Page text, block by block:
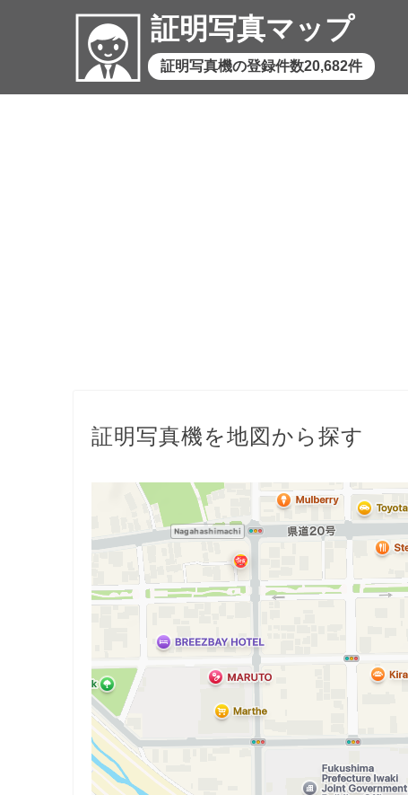
証明写真マップ
証明写真機の登録件数20,682件
証明写真機を地図から探す